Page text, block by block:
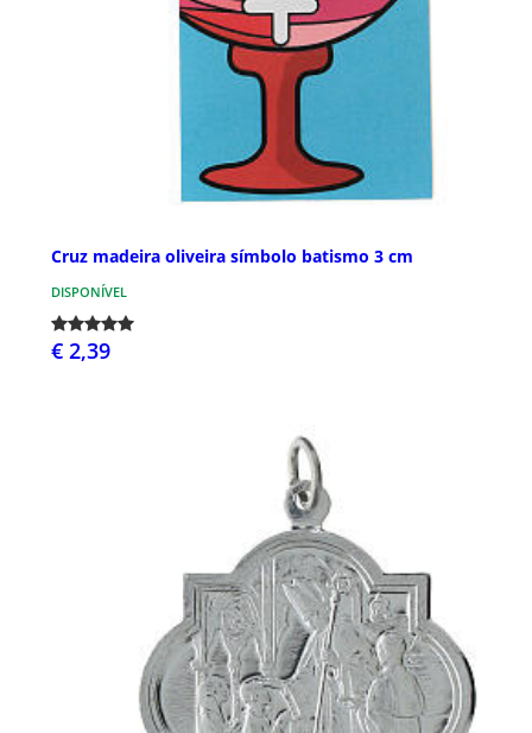
Cruz madeira oliveira símbolo batismo 3 cm
DISPONÍVEL
€ 2,39